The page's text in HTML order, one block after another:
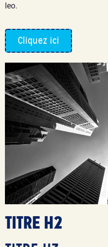
leo.
Cliquez ici
TITRE H2